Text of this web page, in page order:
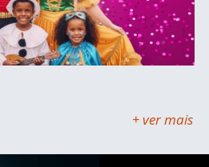
+ ver mais